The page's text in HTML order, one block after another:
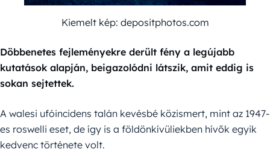
Kiemelt kép: depositphotos.com
Döbbenetes fejleményekre derült fény a legújabb
kutatások alapján, beigazolódni látszik, amit eddig is
sokan sejtettek.
A walesi ufóincidens talán kevésbé közismert, mint az 1947-
es roswelli eset, de így is a földönkívüliekben hívők egyik
kedvenc története volt.